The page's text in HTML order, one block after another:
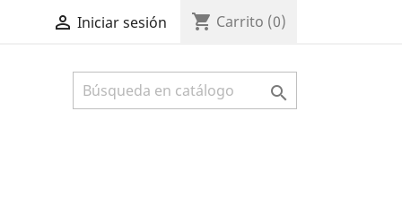
 Iniciar sesión shopping_cart Carrito (0)
